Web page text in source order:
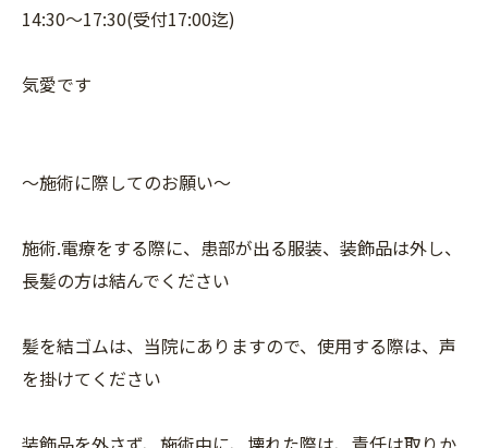
14:30〜17:30(受付17:00迄)
気愛です
〜施術に際してのお願い〜
施術.電療をする際に、患部が出る服装、装飾品は外し、
長髪の方は結んでください
髪を結ゴムは、当院にありますので、使用する際は、声
を掛けてください